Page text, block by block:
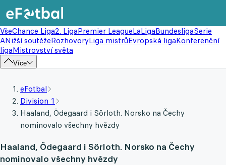
VšeChance Liga2. LigaPremier LeagueLaLigaBundesligaSerie
ANižší soutěžeRozhovoryLiga mistrůEvropská ligaKonferenční
ligaMistrovství světa
Více
eFotbal
Division 1
Haaland, Ödegaard i Sörloth. Norsko na Čechy
nominovalo všechny hvězdy
Haaland, Ödegaard i Sörloth. Norsko na Čechy
nominovalo všechny hvězdy